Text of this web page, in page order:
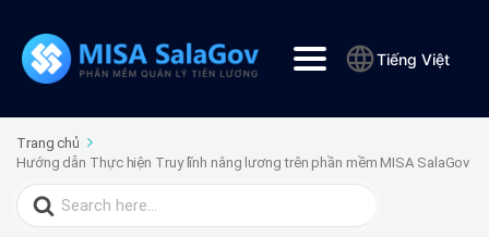
Tiếng Việt
Trang chủ
Hướng dẫn Thực hiện Truy lĩnh nâng lương trên phần mềm MISA SalaGov
Search
for: